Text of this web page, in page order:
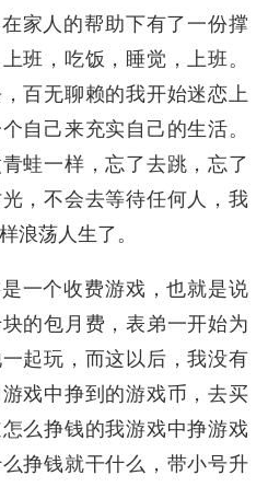
家人的帮助下有了一份撑
班，吃饭，睡觉，上班。
百无聊赖的我开始迷恋上
自己来充实自己的生活。
蛙一样，忘了去跳，忘了
，不会去等待任何人，我
浪荡人生了。
一个收费游戏，也就是说
的包月费，表弟一开始为
起玩，而这以后，我没有
戏中挣到的游戏币，去买
么挣钱的我游戏中挣游戏
挣钱就干什么，带小号升